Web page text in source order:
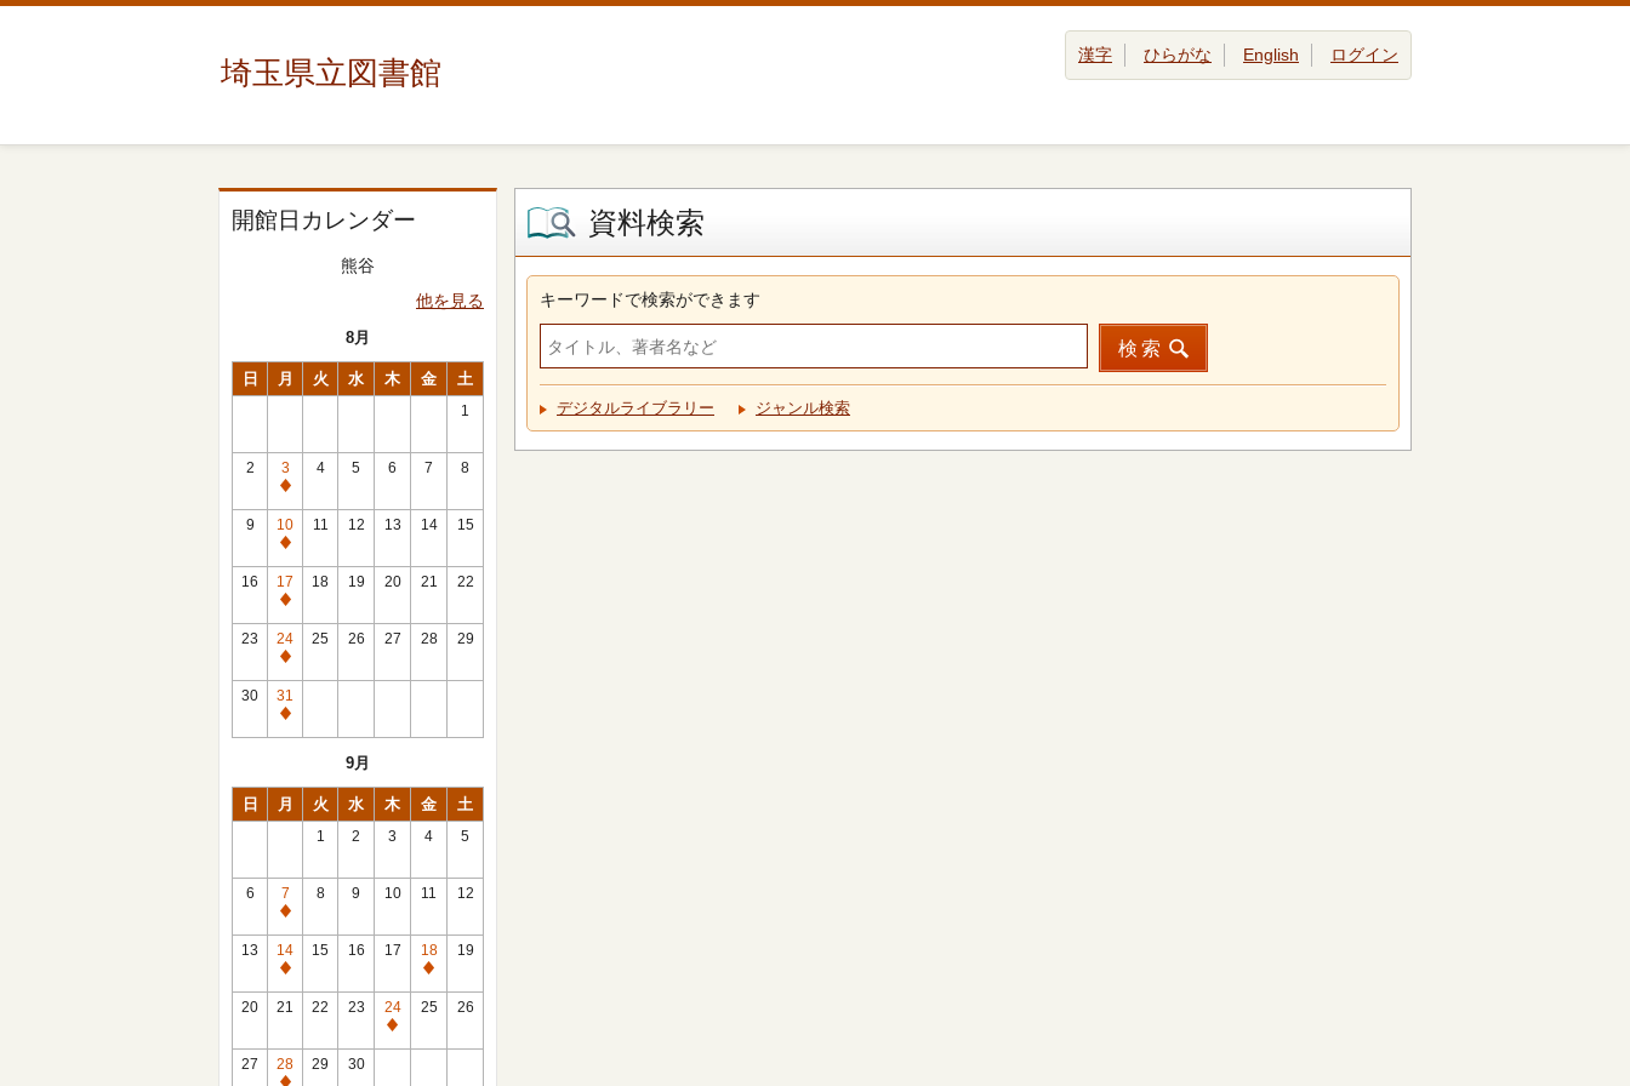
埼玉県立図書館 漢字 ひらがな English ログイン
開館日カレンダー
熊谷
他を見る
8月
日 月 火 水 木 金 土
1
2
3
休
館
日
4 5 6 7 8
9
10
休
館
日
11 12 13 14 15
16
17
休
館
日
18 19 20 21 22
23
24
休
館
日
25 26 27 28 29
30
31
休
9月
日 月 火 水 木 金 土
1 2 3 4 5
6
7
休
館
日
8 9 10 11 12
13
14
休
館
15 16 17
18
休
館
19
20 21 22 23
24
休
25 26
27
28
29 30
資料検索
キーワードで検索ができます
検索
デジタルライブラリー ジャンル検索